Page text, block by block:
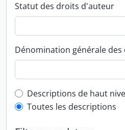
Statut des droits d'auteur
Dénomination générale
Top-level description
Descriptions de haut
Toutes les descriptions